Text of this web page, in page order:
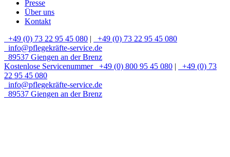
Presse
Über uns
Kontakt
+49 (0) 73 22 95 45 080 |
+49 (0) 73 22 95 45 080
info@pflegekräfte-service.de
89537 Giengen an der Brenz
Kostenlose Servicenummer
+49 (0) 800 95 45 080 |
+49 (0) 73
22 95 45 080
info@pflegekräfte-service.de
89537 Giengen an der Brenz